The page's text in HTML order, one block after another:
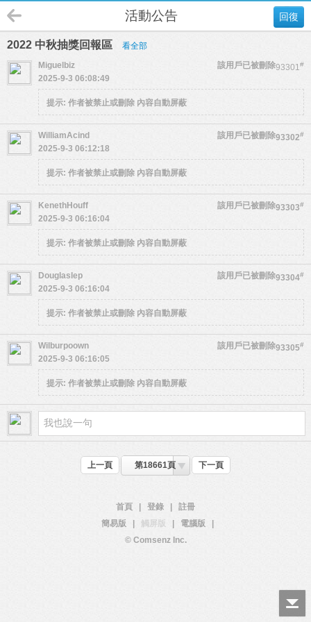
回復
活動公告
2022 中秋抽獎回報區 看全部
93301#
Miguelbiz
該用戶已被刪除
2025-9-3 06:08:49
提示: 作者被禁止或刪除 內容自動屏蔽
93302#
WilliamAcind
該用戶已被刪除
2025-9-3 06:12:18
提示: 作者被禁止或刪除 內容自動屏蔽
93303#
KenethHouff
該用戶已被刪除
2025-9-3 06:16:04
提示: 作者被禁止或刪除 內容自動屏蔽
93304#
Douglaslep
該用戶已被刪除
2025-9-3 06:16:04
提示: 作者被禁止或刪除 內容自動屏蔽
93305#
Wilburpoown
該用戶已被刪除
2025-9-3 06:16:05
提示: 作者被禁止或刪除 內容自動屏蔽
上一頁 第18661頁 下一頁
首頁 登錄
註冊
簡易版
觸屏版 電腦版
© Comsenz Inc.